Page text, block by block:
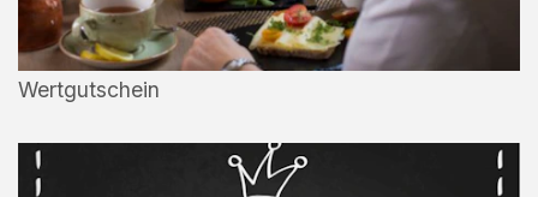
Wertgutschein